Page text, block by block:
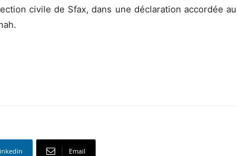
civile de Sfax, dans une déclaration accordée au
Email